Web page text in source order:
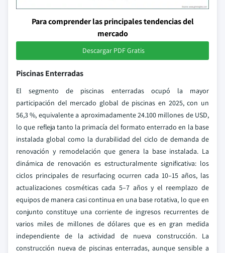
Para comprender las principales tendencias del
mercado
Descargar PDF Gratis
Piscinas Enterradas
El segmento de piscinas enterradas ocupó la mayor
participación del mercado global de piscinas en 2025, con un
56,3 %, equivalente a aproximadamente 24.100 millones de USD,
lo que refleja tanto la primacía del formato enterrado en la base
instalada global como la durabilidad del ciclo de demanda de
renovación y remodelación que genera la base instalada. La
dinámica de renovación es estructuralmente significativa: los
ciclos principales de resurfacing ocurren cada 10–15 años, las
actualizaciones cosméticas cada 5–7 años y el reemplazo de
equipos de manera casi continua en una base rotativa, lo que en
conjunto constituye una corriente de ingresos recurrentes de
varios miles de millones de dólares que es en gran medida
independiente de la actividad de nueva construcción. La
construcción nueva de piscinas enterradas, aunque sensible a